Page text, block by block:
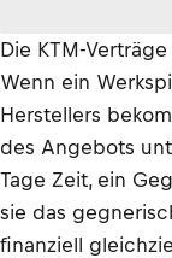
Die KTM-
Wenn ein
Herstellers
des Angebots
Tage Zeit, ein
sie das
finanziell